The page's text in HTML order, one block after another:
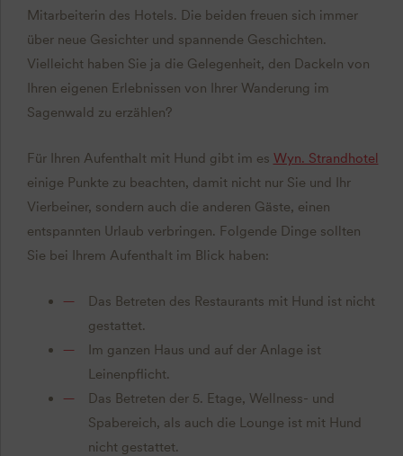
Mitarbeiterin des Hotels. Die beiden freuen sich immer
über neue Gesichter und spannende Geschichten.
Vielleicht haben Sie ja die Gelegenheit, den Dackeln von
Ihren eigenen Erlebnissen von Ihrer Wanderung im
Sagenwald zu erzählen?
Für Ihren Aufenthalt mit Hund gibt im es Wyn. Strandhotel
einige Punkte zu beachten, damit nicht nur Sie und Ihr
Vierbeiner, sondern auch die anderen Gäste, einen
entspannten Urlaub verbringen. Folgende Dinge sollten
Sie bei Ihrem Aufenthalt im Blick haben:
Das Betreten des Restaurants mit Hund ist nicht
gestattet.
Im ganzen Haus und auf der Anlage ist
Leinenpflicht.
Das Betreten der 5. Etage, Wellness- und
Spabereich, als auch die Lounge ist mit Hund
nicht gestattet.